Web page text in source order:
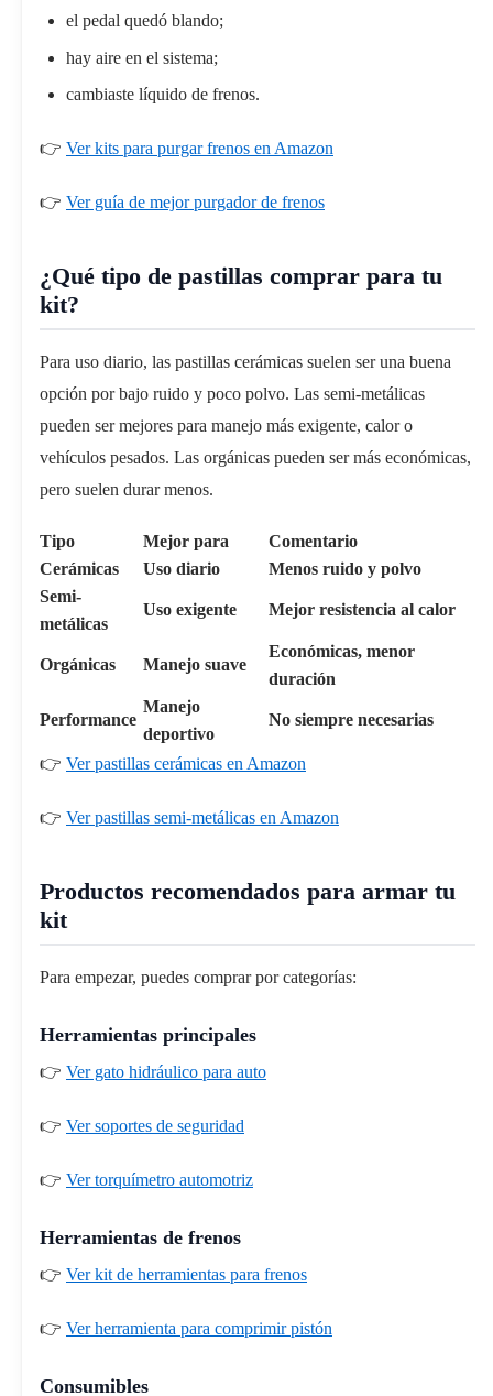
el pedal quedó blando;
hay aire en el sistema;
cambiaste líquido de frenos.
👉 Ver kits para purgar frenos en Amazon
👉 Ver guía de mejor purgador de frenos
¿Qué tipo de pastillas comprar para tu
kit?
Para uso diario, las pastillas cerámicas suelen ser una buena
opción por bajo ruido y poco polvo. Las semi-metálicas
pueden ser mejores para manejo más exigente, calor o
vehículos pesados. Las orgánicas pueden ser más económicas,
pero suelen durar menos.
Tipo Mejor para
Comentario
Cerámicas
Uso diario
Menos ruido y polvo
Semi-
metálicas
Uso exigente Mejor resistencia al calor
Orgánicas Manejo suave
Económicas, menor
duración
Performance
Manejo
deportivo
No siempre necesarias
👉 Ver pastillas cerámicas en Amazon
👉 Ver pastillas semi-metálicas en Amazon
Productos recomendados para armar tu
kit
Para empezar, puedes comprar por categorías:
Herramientas principales
👉 Ver gato hidráulico para auto
👉 Ver soportes de seguridad
👉 Ver torquímetro automotriz
Herramientas de frenos
👉 Ver kit de herramientas para frenos
👉 Ver herramienta para comprimir pistón
Consumibles